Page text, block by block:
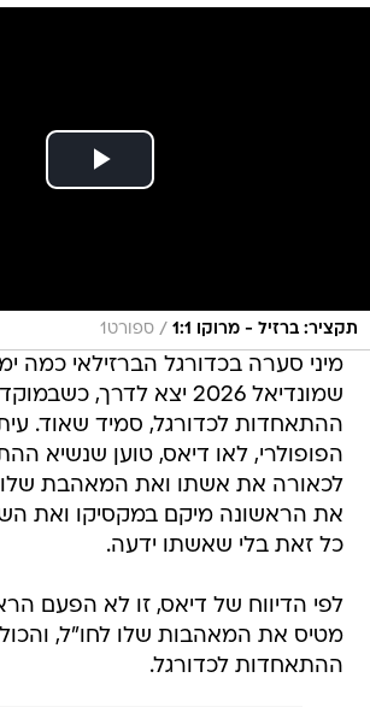
תקציר: ברזיל - מרוקו 1:1 / ספורט1
מיני סערה בכדורגל הברזילאי כמה
שמונדיאל 2026 יצא לדרך,
ההתאחדות לכדורגל, סמיד שאוד.
הפופולרי, לאו דיאס, טוען שנשיא
לכאורה את אשתו ואת המאהבת שלו
את הראשונה מיקם במקסיקו ואת
כל זאת בלי שאשתו ידעה.
לפי הדיווח של דיאס, זו לא הפעם
מטיס את המאהבות שלו לחו"ל,
ההתאחדות לכדורגל.